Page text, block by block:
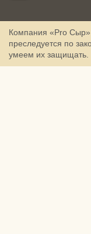
Компания «Pro
преследуется по
умеем их защищать.